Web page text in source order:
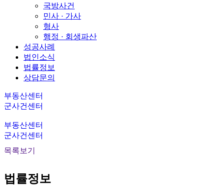
국방사건
민사 · 가사
형사
행정 · 회생파산
성공사례
법인소식
법률정보
상담문의
부동산센터
군사건센터
부동산센터
군사건센터
목록보기
법률정보